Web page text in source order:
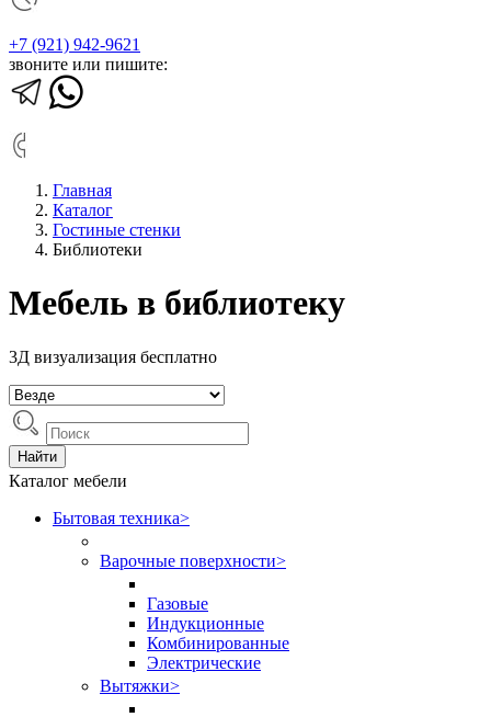
+7 (921) 942-9621
звоните или пишите:
Главная
Каталог
Гостиные стенки
Библиотеки
Мебель в библиотеку
3Д визуализация бесплатно
Найти
Каталог мебели
Бытовая техника>
Варочные поверхности>
Газовые
Индукционные
Комбинированные
Электрические
Вытяжки>